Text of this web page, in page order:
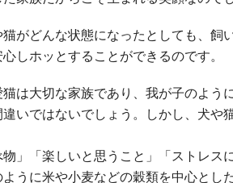
がどんな状態になったとしても、飼
しホッとすることができるのです。
は大切な家族であり、我が子のよう
いではないでしょう。しかし、犬や
」「楽しいと思うこと」「ストレス
うに米や小麦などの穀類を中心とし